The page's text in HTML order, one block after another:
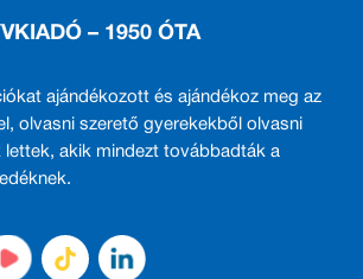
– 1950 ÓTA
ajándékozott és ajándékoz meg az
olvasni szerető gyerekekből olvasni
lettek, akik mindezt továbbadták a